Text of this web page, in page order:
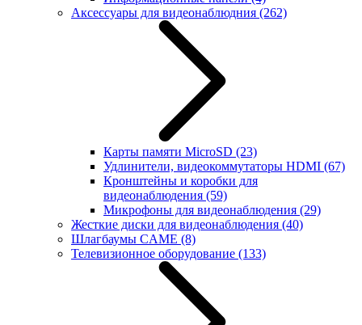
Аксессуары для видеонаблюдния (262)
Карты памяти MicroSD (23)
Удлинители, видеокоммутаторы HDMI (67)
Кронштейны и коробки для
видеонаблюдения (59)
Микрофоны для видеонаблюдения (29)
Жесткие диски для видеонаблюдения (40)
Шлагбаумы CAME (8)
Телевизионное оборудование (133)